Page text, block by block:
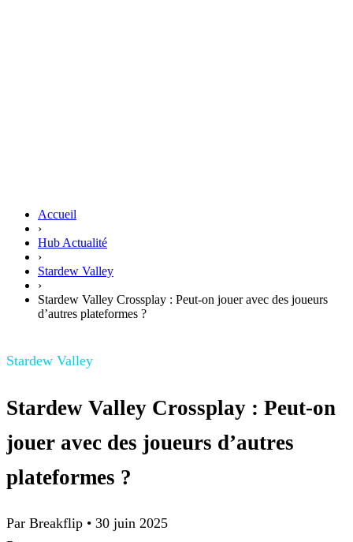
Accueil
›
Hub Actualité
›
Stardew Valley
›
Stardew Valley Crossplay : Peut-on jouer avec des joueurs
d’autres plateformes ?
Stardew Valley
Stardew Valley Crossplay : Peut-on
jouer avec des joueurs d’autres
plateformes ?
Par Breakflip • 30 juin 2025